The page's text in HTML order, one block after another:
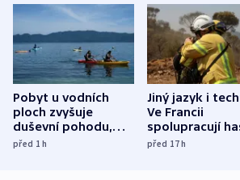
Pobyt u vodních
ploch zvyšuje
duševní pohodu,
ukázala
před 1h
Jiný jazyk i
Ve Francii
spolupracují
různých zemí
před 17h